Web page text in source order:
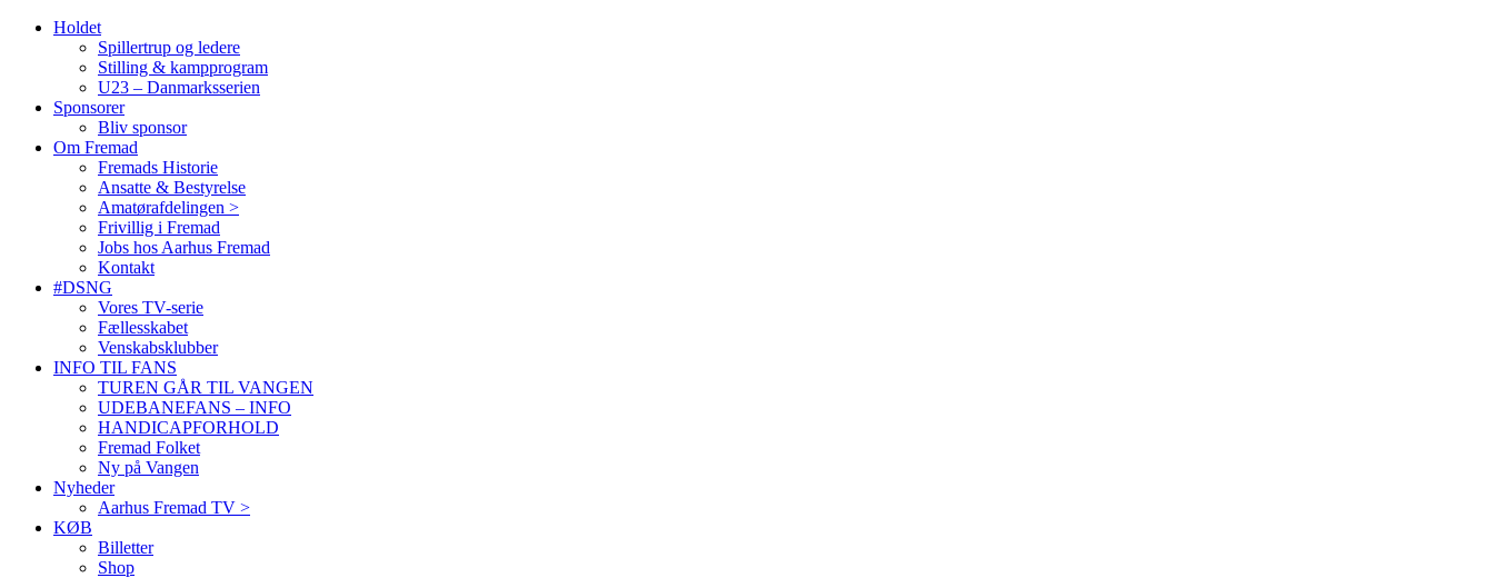
Holdet
Spillertrup og ledere
Stilling & kampprogram
U23 – Danmarksserien
Sponsorer
Bliv sponsor
Om Fremad
Fremads Historie
Ansatte & Bestyrelse
Amatørafdelingen >
Frivillig i Fremad
Jobs hos Aarhus Fremad
Kontakt
#DSNG
Vores TV-serie
Fællesskabet
Venskabsklubber
INFO TIL FANS
TUREN GÅR TIL VANGEN
UDEBANEFANS – INFO
HANDICAPFORHOLD
Fremad Folket
Ny på Vangen
Nyheder
Aarhus Fremad TV >
KØB
Billetter
Shop